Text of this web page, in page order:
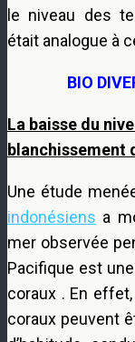
le niveau des
était analogue à
BIO
La baisse du
blanchissement
Une étude
indonésiens a
mer observée
Pacifique est
coraux . En
coraux peuvent